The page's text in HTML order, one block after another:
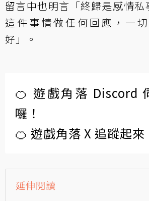
留言中也明言「終歸是感情
這件事情做任何回應，一
好」。
🍊 遊戲角落 Discord
囉！
🍊 遊戲角落 X 追蹤起來
延伸閱讀